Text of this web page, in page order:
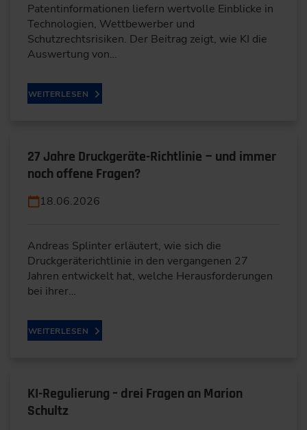
Patentinformationen liefern wertvolle Einblicke in
Technologien, Wettbewerber und
Schutzrechtsrisiken. Der Beitrag zeigt, wie KI die
Auswertung von…
WEITERLESEN
27 Jahre Druckgeräte-Richtlinie − und immer
noch offene Fragen?
18.06.2026
Andreas Splinter erläutert, wie sich die
Druckgeräterichtlinie in den vergangenen 27
Jahren entwickelt hat, welche Herausforderungen
bei ihrer…
WEITERLESEN
KI-Regulierung – drei Fragen an Marion
Schultz